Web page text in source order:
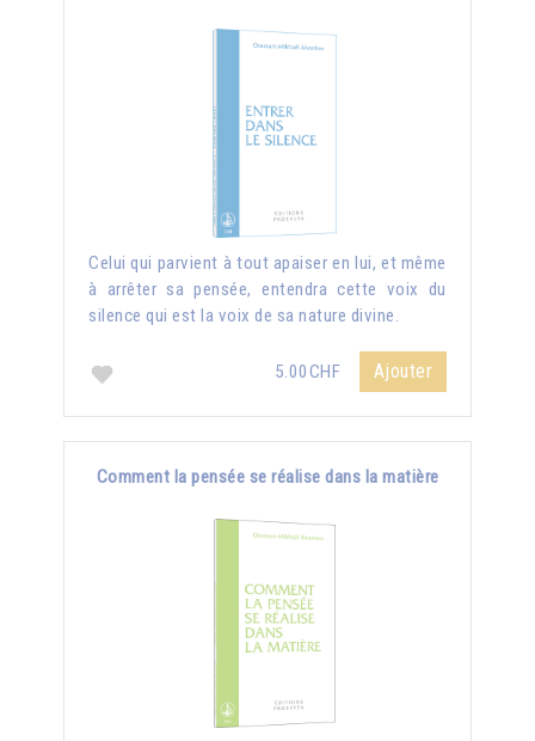
Celui qui parvient à tout apaiser en lui, et même
à arrêter sa pensée, entendra cette voix du
silence qui est la voix de sa nature divine.
5.00CHF Ajouter
Comment la pensée se réalise dans la matière